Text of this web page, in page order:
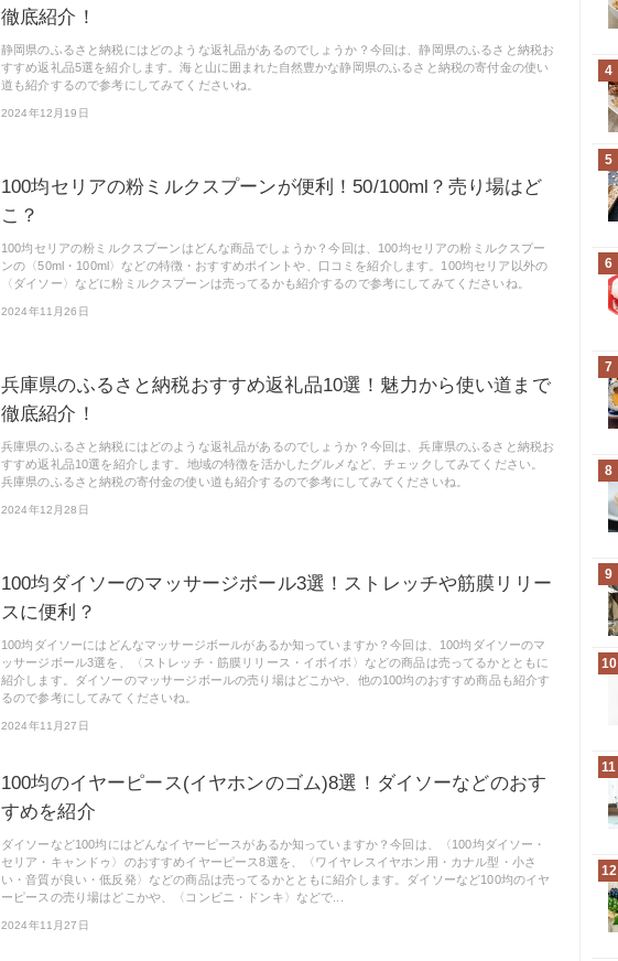
徹底紹介！
静岡県のふるさと納税にはどのような返礼品があるのでしょうか？今回は、静岡県のふるさと納税お
すすめ返礼品5選を紹介します。海と山に囲まれた自然豊かな静岡県のふるさと納税の寄付金の使い
道も紹介するので参考にしてみてくださいね。
2024年12月19日
100均セリアの粉ミルクスプーンが便利！50/100ml？売り場はど
こ？
100均セリアの粉ミルクスプーンはどんな商品でしょうか？今回は、100均セリアの粉ミルクスプー
ンの〈50ml・100ml〉などの特徴・おすすめポイントや、口コミを紹介します。100均セリア以外の
〈ダイソー〉などに粉ミルクスプーンは売ってるかも紹介するので参考にしてみてくださいね。
2024年11月26日
兵庫県のふるさと納税おすすめ返礼品10選！魅力から使い道まで
徹底紹介！
兵庫県のふるさと納税にはどのような返礼品があるのでしょうか？今回は、兵庫県のふるさと納税お
すすめ返礼品10選を紹介します。地域の特徴を活かしたグルメなど、チェックしてみてください。
兵庫県のふるさと納税の寄付金の使い道も紹介するので参考にしてみてくださいね。
2024年12月28日
100均ダイソーのマッサージボール3選！ストレッチや筋膜リリー
スに便利？
100均ダイソーにはどんなマッサージボールがあるか知っていますか？今回は、100均ダイソーのマ
ッサージボール3選を、〈ストレッチ・筋膜リリース・イボイボ〉などの商品は売ってるかとともに
紹介します。ダイソーのマッサージボールの売り場はどこかや、他の100均のおすすめ商品も紹介す
るので参考にしてみてくださいね。
2024年11月27日
100均のイヤーピース(イヤホンのゴム)8選！ダイソーなどのおす
すめを紹介
ダイソーなど100均にはどんなイヤーピースがあるか知っていますか？今回は、〈100均ダイソー・
セリア・キャンドゥ〉のおすすめイヤーピース8選を、〈ワイヤレスイヤホン用・カナル型・小さ
い・音質が良い・低反発〉などの商品は売ってるかとともに紹介します。ダイソーなど100均のイヤ
ーピースの売り場はどこかや、〈コンビニ・ドンキ〉などで...
2024年11月27日
4
5
6
7
8
9
10
11
12